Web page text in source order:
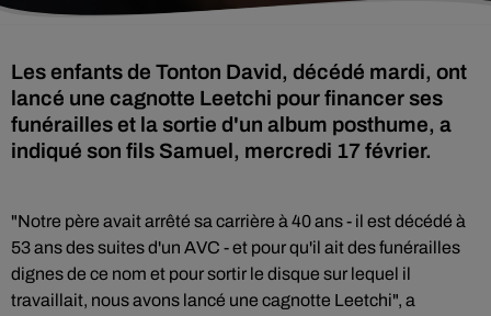
Les enfants de Tonton David, décédé mardi, ont
lancé une cagnotte Leetchi pour financer ses
funérailles et la sortie d'un album posthume, a
indiqué son fils Samuel, mercredi 17 février.
"Notre père avait arrêté sa carrière à 40 ans - il est décédé à
53 ans des suites d'un AVC - et pour qu'il ait des funérailles
dignes de ce nom et pour sortir le disque sur lequel il
travaillait, nous avons lancé une cagnotte Leetchi", a